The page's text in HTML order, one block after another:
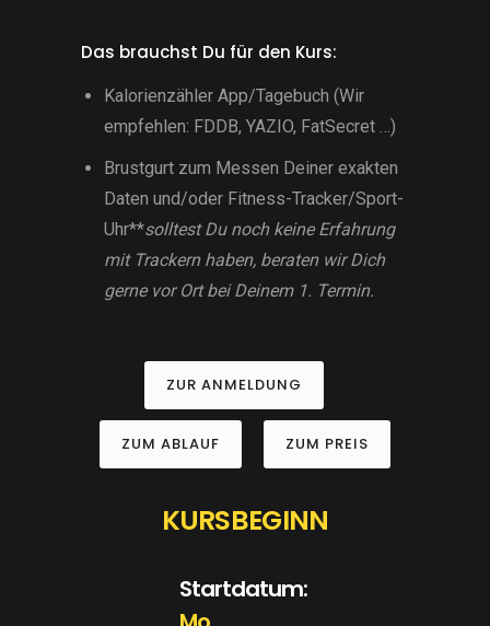
Das brauchst Du für den Kurs:
Kalorienzähler App/Tagebuch (Wir
empfehlen: FDDB, YAZIO, FatSecret …)
Brustgurt zum Messen Deiner exakten
Daten und/oder Fitness-Tracker/Sport-
Uhr**solltest Du noch keine Erfahrung
mit Trackern haben, beraten wir Dich
gerne vor Ort bei Deinem 1. Termin.
ZUR ANMELDUNG
ZUM ABLAUF ZUM PREIS
KURSBEGINN
Startdatum: